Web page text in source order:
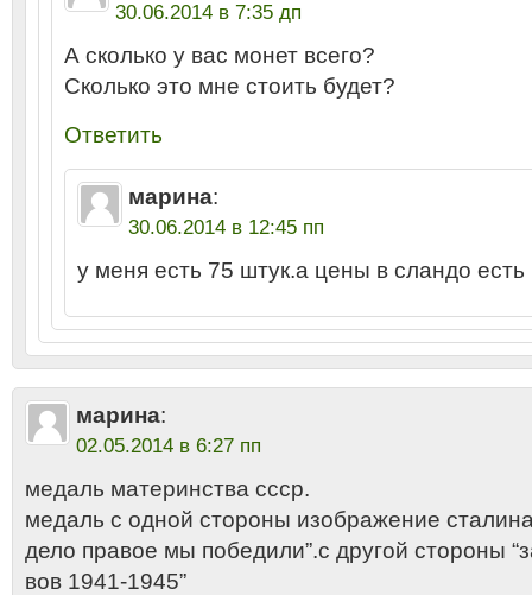
30.06.2014 в 7:35 дп
А сколько у вас монет всего?
Сколько это мне стоить будет?
Ответить
марина:
30.06.2014 в 12:45 пп
у меня есть 75 штук.а цены в сландо
марина:
02.05.2014 в 6:27 пп
медаль материнства ссср.
медаль с одной стороны изображение
дело правое мы победили”.с другой стороны
вов 1941-1945”